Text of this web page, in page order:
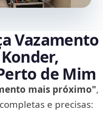
Vazamento
de Mim
mais próximo",
e precisas: